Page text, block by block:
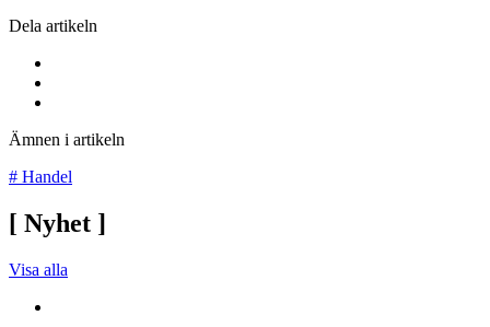
Dela artikeln
Ämnen i artikeln
# Handel
[ Nyhet ]
Visa alla